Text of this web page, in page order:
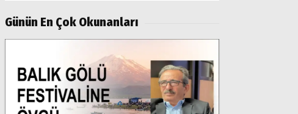
Günün En Çok Okunanları